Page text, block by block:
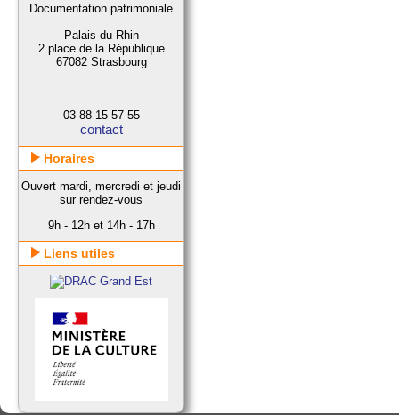
Documentation patrimoniale
Palais du Rhin
2 place de la République
67082 Strasbourg
03 88 15 57 55
contact
Horaires
Ouvert mardi, mercredi et jeudi
sur rendez-vous
9h - 12h et 14h - 17h
Liens utiles